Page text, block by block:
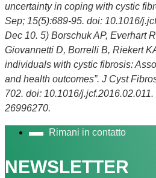
uncertainty in coping with cystic
Sep; 15(5):689-95. doi: 10.1016/
Dec 10. 5) Borschuk AP, Everhart
Giovannetti D, Borrelli B, Riekert
individuals with cystic fibrosis:
and health outcomes”. J Cyst
702. doi: 10.1016/
26996270.
Rimani in contatto
NEWSLETTER